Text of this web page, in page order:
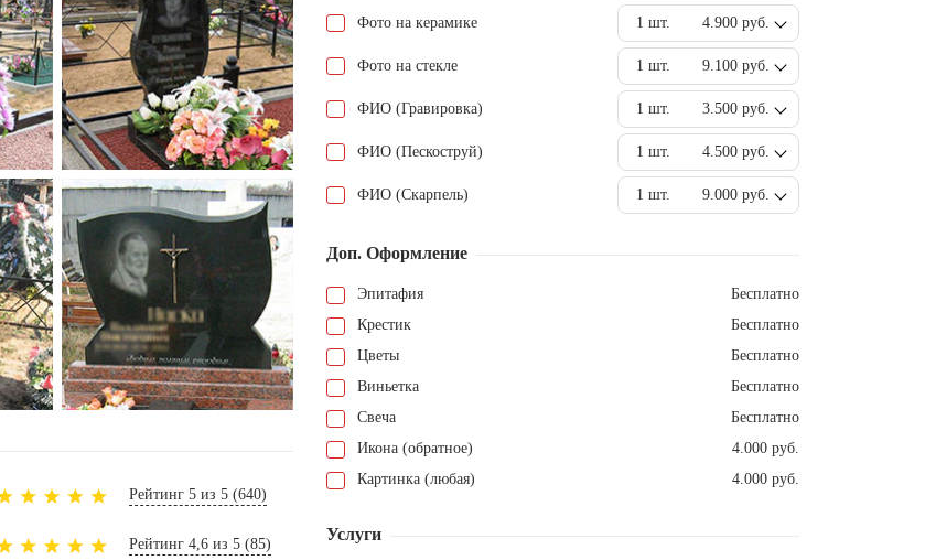
Рейтинг 5 из 5 (640)
Рейтинг 4,6 из 5 (85)
Фото на керамике 1 шт. 4.900 руб.
Фото на стекле 1 шт. 9.100 руб.
ФИО (Гравировка) 1 шт. 3.500 руб.
ФИО (Пескоструй) 1 шт. 4.500 руб.
ФИО (Скарпель) 1 шт. 9.000 руб.
Доп. Оформление
Эпитафия
Бесплатно
Крестик
Бесплатно
Цветы
Бесплатно
Виньетка
Бесплатно
Свеча
Бесплатно
Икона (обратное)
4.000 руб.
Картинка (любая)
4.000 руб.
Услуги